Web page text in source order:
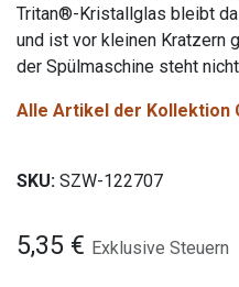
Tritan®-Kristallglas bleibt
und ist vor kleinen Kratzern
der Spülmaschine steht
Alle Artikel der Kollektion
SKU: SZW-122707
5,35 € Exklusive Steuern